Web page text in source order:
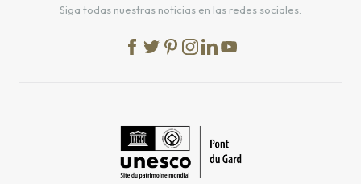
Siga todas nuestras noticias en las redes sociales.